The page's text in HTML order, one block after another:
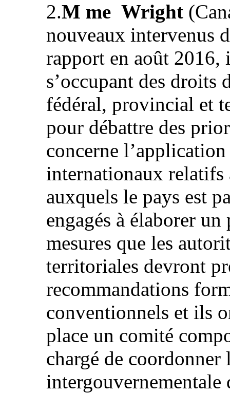
2.M me Wright
nouveaux intervenus
rapport en août 2016,
s’occupant des droits
fédéral, provincial et
pour débattre des
concerne
internationaux relatifs
auxquels le pays est
engagés à élaborer
mesures que les
territoriales devront
recommandations
conventionnels et ils
place un comité
chargé de coordonner
intergouvernementale